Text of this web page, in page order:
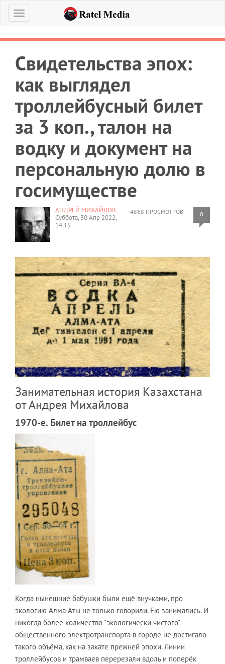
Меню
Свидетельства эпох:
как выглядел
троллейбусный билет
за 3 коп., талон на
водку и документ на
персональную долю в
госимуществе
4868 ПРОСМОТРОВ 0
АНДРЕЙ МИХАЙЛОВ
Суббота, 30 Апр 2022,
14:15
Занимательная история Казахстана
от Андрея Михайлова
1970-е. Билет на троллейбус
Когда нынешние бабушки были ещё внучками, про
экологию Алма-Аты не только говорили. Ею занимались. И
никогда более количество "экологически чистого"
общественного электротранспорта в городе не достигало
такого объёма, как на закате прежней эпохи. Линии
троллейбусов и трамваев перерезали вдоль и поперёк